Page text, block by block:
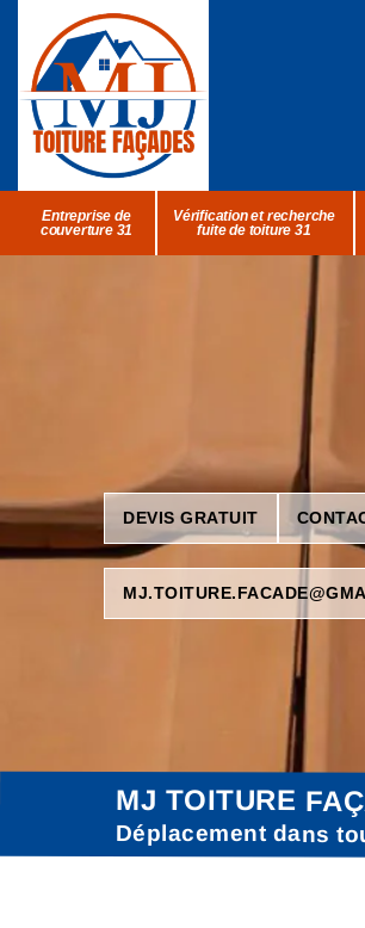
Entreprise de
couverture 31
Vérification et recherche
fuite de toiture 31
DEVIS GRATUIT
MJ TOITURE
Déplacement dans